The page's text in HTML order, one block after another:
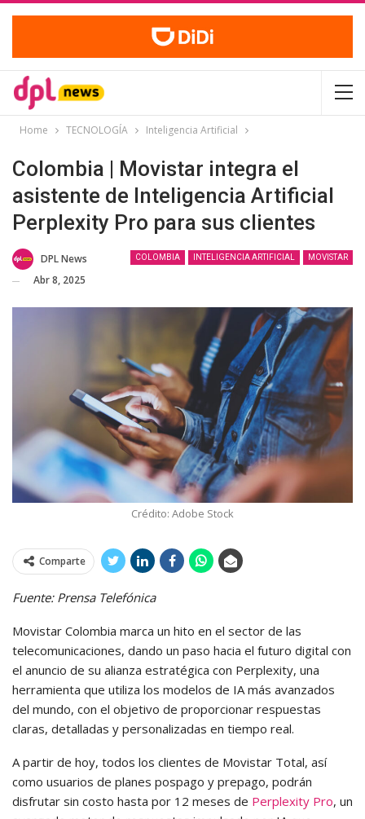
Home TECNOLOGÍA Inteligencia Artificial
Colombia | Movistar integra el
asistente de Inteligencia Artificial
Perplexity Pro para sus clientes
COLOMBIA INTELIGENCIA ARTIFICIAL MOVISTAR
DPL News
Abr 8, 2025
Crédito: Adobe Stock
Comparte
Fuente: Prensa Telefónica
Movistar Colombia marca un hito en el sector de las
telecomunicaciones, dando un paso hacia el futuro digital con
el anuncio de su alianza estratégica con Perplexity, una
herramienta que utiliza los modelos de IA más avanzados
del mundo, con el objetivo de proporcionar respuestas
claras, detalladas y personalizadas en tiempo real.
A partir de hoy, todos los clientes de Movistar Total, así
como usuarios de planes pospago y prepago, podrán
disfrutar sin costo hasta por 12 meses de Perplexity Pro, un